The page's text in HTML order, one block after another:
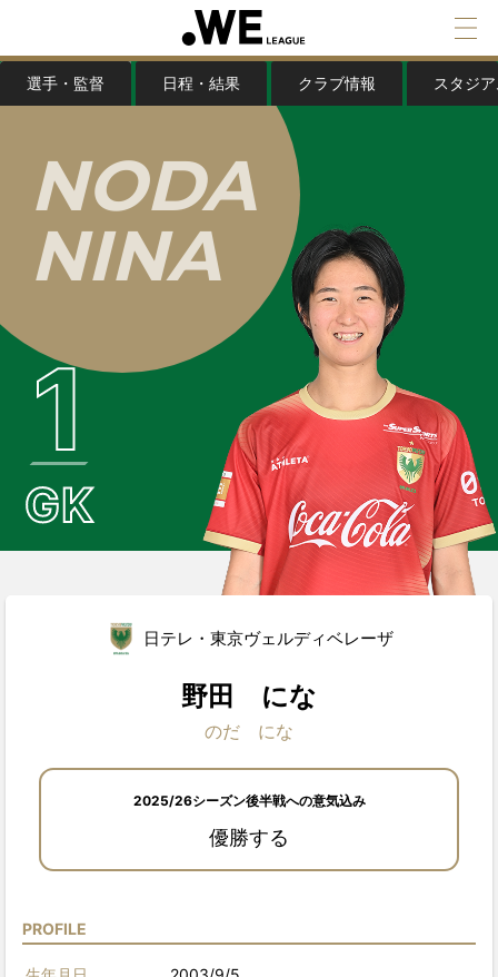
選手・監督 日程・結果 クラブ情報 スタジ
NODA
NINA
1
GK
日テレ・東京ヴェルディベレーザ
野田 にな
のだ にな
2025/26シーズン後半戦への意気込み
優勝する
PROFILE